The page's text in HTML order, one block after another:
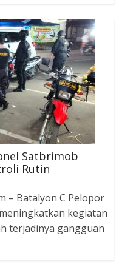
Satbrimob
Rutin
– Batalyon C Pelopor
kegiatan
terjadinya gangguan